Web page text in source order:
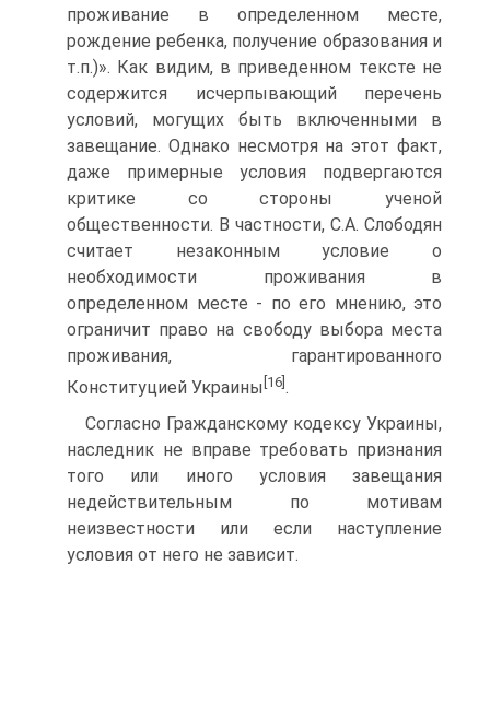
проживание в определенном месте,
рождение ребенка, получение образования и
т.п.)». Как видим, в приведенном тексте не
содержится исчерпывающий перечень
условий, могущих быть включенными в
завещание. Однако несмотря на этот факт,
даже примерные условия подвергаются
критике со стороны ученой
общественности. В частности, С.А. Слободян
считает незаконным условие о
необходимости проживания в
определенном месте - по его мнению, это
ограничит право на свободу выбора места
проживания, гарантированного
Конституцией Украины [16] .
Согласно Гражданскому кодексу Украины,
наследник не вправе требовать признания
того или иного условия завещания
недействительным по мотивам
неизвестности или если наступление
условия от него не зависит.